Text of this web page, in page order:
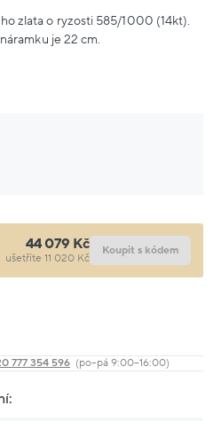
zlata o ryzosti 585/1000 (14kt).
je 22 cm.
44 079 Kč
ušetříte 11 020 Kč
Koupit s kódem
777 354 596 (po–pá 9:00–16:00)